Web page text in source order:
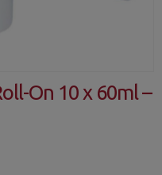
On 10 x 60ml –